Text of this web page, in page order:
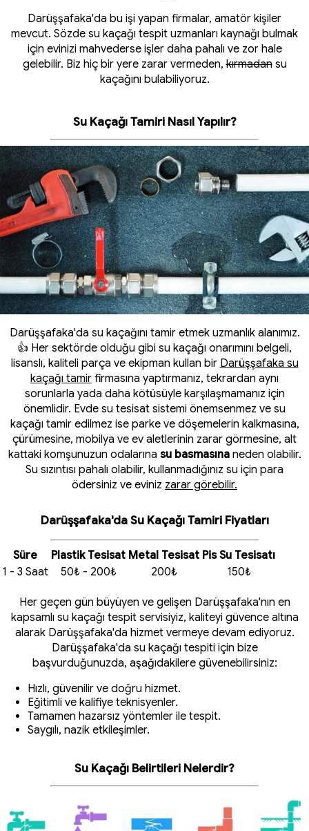
Darüşşafaka'da bu işi yapan firmalar, amatör kişiler
mevcut. Sözde su kaçağı tespit uzmanları kaynağı bulmak
için evinizi mahvederse işler daha pahalı ve zor hale
gelebilir. Biz hiç bir yere zarar vermeden,kırmadansu
kaçağını bulabiliyoruz.
Su Kaçağı Tamiri Nasıl Yapılır?
Darüşşafaka'da su kaçağını tamir etmek uzmanlık alanımız.
👍 Her sektörde olduğu gibi su kaçağı onarımını belgeli,
lisanslı, kaliteli parça ve ekipman kullan bir Darüşşafaka su
kaçağı tamir firmasına yaptırmanız, tekrardan aynı
sorunlarla yada daha kötüsüyle karşılaşmamanız için
önemlidir. Evde su tesisat sistemi önemsenmez ve su
kaçağı tamir edilmez ise parke ve döşemelerin kalkmasına,
çürümesine, mobilya ve ev aletlerinin zarar görmesine, alt
kattaki komşunuzun odalarına su basmasınaneden olabilir.
Su sızıntısı pahalı olabilir, kullanmadığınız su için para
ödersiniz ve eviniz zarar görebilir.
Darüşşafaka'da Su Kaçağı Tamiri Fiyatları
Süre Plastik Tesisat Metal Tesisat Pis Su Tesisatı
1 - 3 Saat
50₺ - 200₺ 200₺ 150₺
Her geçen gün büyüyen ve gelişen Darüşşafaka'nın en
kapsamlı su kaçağı tespit servisiyiz, kaliteyi güvence altına
alarak Darüşşafaka'da hizmet vermeye devam ediyoruz.
Darüşşafaka'da su kaçağı tespiti için bize
başvurduğunuzda, aşağıdakilere güvenebilirsiniz:
Hızlı, güvenilir ve doğru hizmet.
Eğitimli ve kalifiye teknisyenler.
Tamamen hazarsız yöntemler ile tespit.
Saygılı, nazik etkileşimler.
Su Kaçağı Belirtileri Nelerdir?